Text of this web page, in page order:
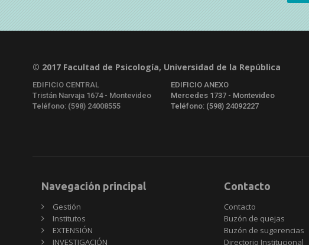
© 2017 Facultad de Psicología, Universidad de la República
EDIFICIO CENTRAL
Tristán Narvaja 1674 - Montevideo
Teléfono: (598) 24008555
EDIFICIO ANEXO
Mercedes 1737 - Montevideo
Teléfono: (598) 24092227
Navegación principal
Gestión
Institutos
EXTENSIÓN
INVESTIGACIÓN
Contacto
Contacto
Buzón de quejas
Buzón de sugerencias
Directorio Institucional